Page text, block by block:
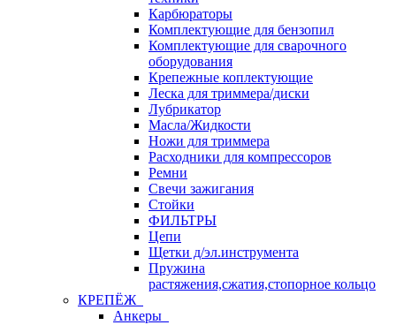
Карбюраторы
Комплектующие для бензопил
Комплектующие для сварочного
оборудования
Крепежные коплектующие
Леска для триммера/диски
Лубрикатор
Масла/Жидкости
Ножи для триммера
Расходники для компрессоров
Ремни
Свечи зажигания
Стойки
ФИЛЬТРЫ
Цепи
Щетки д/эл.инструмента
Пружина
растяжения,сжатия,стопорное кольцо
КРЕПЁЖ
Анкеры